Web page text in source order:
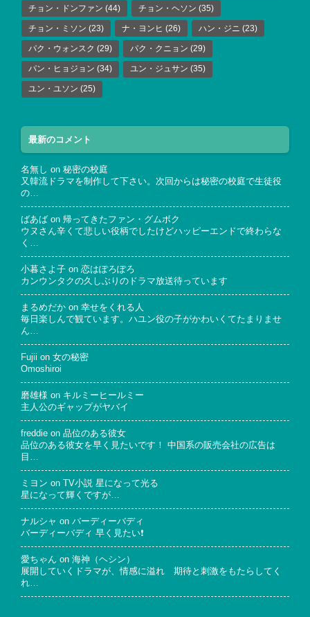
チョン・ドンファン (44) チョン・ヘソン (35)
チョン・ミソン (23) ナ・ヨンヒ (26) ハン・ジニ (23)
パク・ウォンスク (29) パク・クニョン (29)
パン・ヒョジョン (34) ユン・ジュサン (35)
ユン・ユソン (25)
最新のコメント
名無し on 秘密の校庭
又韓流ドラマを制作して下さい。次回からは秘密の校庭で生徒役
の…
ばあば on 帰ってきたファン・グムボク
ウヌさん辛くて悲しい役柄でしたけどハッピーエンドで終わらな
く…
小暮さよ子 on 恋はぽろぽろ
カンウンタクの久しぶりのドラマ放送待っています
まるめだか on 幸せをくれる人
毎日楽しんで観ています。ハユン役の子がかわいくてたまりませ
ん…
Fujii on 女の秘密
Omoshiroi
磨雄様 on キルミーヒールミー
主人公のギャップがヤバイ
freddie on 品位のある彼女
品位のある彼女を早く見たいです！ 中国系の販売会社の広告は
目…
ミヨン on
TV小説 星になって光る
星になって輝くですが…
ナルシャ on バーディーバディ
バーディーバディ 早く見たい❗
愛ちゃん on 海神（ヘシン）
展開していくドラマが、情感に溢れ 期待と刺激をもたらしてく
れ…